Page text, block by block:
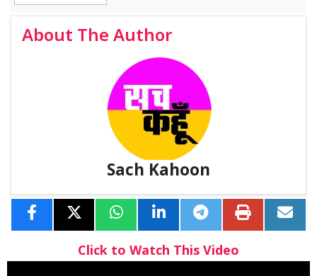
About The Author
Sach Kahoon
Click to Watch This Video